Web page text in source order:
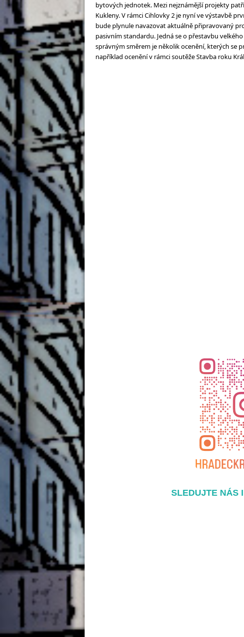
bytových jednotek. Mezi nejznámější projekty
Kukleny. V rámci Cihlovky 2 je nyní ve výstavbě
bude plynule navazovat aktuálně připravovaný
pasivním standardu. Jedná se o přestavbu
správným směrem je několik ocenění, kterých se
například ocenění v rámci soutěže Stavba roku
SLEDUJTE NÁS